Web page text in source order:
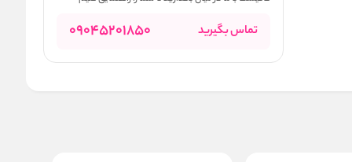
تماس بگیرید 09045201850